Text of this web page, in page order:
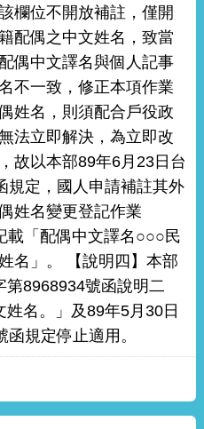
欄位不開放補註，僅開
配偶之中文姓名，致當
偶中文譯名與個人記事
不一致，修正本項作業
姓名，則須配合戶役政
法立即解決，為立即改
故以本部89年6月23日台
規定，國人申請補註其外
姓名變更登記作業
載「配偶中文譯名○○○民
名」。 【說明四】本部
第8968934號函說明二
姓名。」及89年5月30日
規定停止適用。